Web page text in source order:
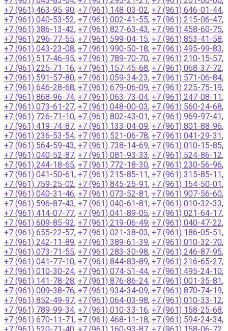
+7 (961) 463-95-90, +7 (961) 148-03-02, +7 (961) 646-01-44,
+7 (961) 040-53-52, +7 (961) 002-41-55, +7 (961) 215-06-47,
+7 (961) 386-13-42, +7 (961) 827-63-43, +7 (961) 458-60-75,
+7 (961) 296-77-55, +7 (961) 599-04-15, +7 (961) 853-41-58,
+7 (961) 043-23-08, +7 (961) 990-50-18, +7 (961) 495-99-83,
+7 (961) 517-46-95, +7 (961) 789-70-70, +7 (961) 210-15-57,
+7 (961) 225-71-16, +7 (961) 157-45-68, +7 (961) 068-37-72,
+7 (961) 591-57-80, +7 (961) 059-34-23, +7 (961) 571-06-84,
+7 (961) 646-28-68, +7 (961) 679-06-09, +7 (961) 225-75-19,
+7 (961) 868-96-74, +7 (961) 063-73-04, +7 (961) 247-08-11,
+7 (961) 073-61-27, +7 (961) 048-00-03, +7 (961) 560-24-68,
+7 (961) 726-71-10, +7 (961) 802-43-01, +7 (961) 969-97-41,
+7 (961) 419-74-87, +7 (961) 133-04-09, +7 (961) 801-88-96,
+7 (961) 236-53-54, +7 (961) 521-06-78, +7 (961) 041-29-31,
+7 (961) 564-59-43, +7 (961) 738-14-69, +7 (961) 010-15-85,
+7 (961) 040-52-87, +7 (961) 081-93-33, +7 (961) 524-86-12,
+7 (961) 244-18-65, +7 (961) 772-18-30, +7 (961) 230-56-96,
+7 (961) 041-50-61, +7 (961) 215-85-11, +7 (961) 315-85-11,
+7 (961) 759-25-02, +7 (961) 845-25-91, +7 (961) 154-50-01,
+7 (961) 040-31-46, +7 (961) 073-52-81, +7 (961) 907-56-60,
+7 (961) 596-87-43, +7 (961) 040-61-81, +7 (961) 010-32-33,
+7 (961) 414-07-77, +7 (961) 041-89-05, +7 (961) 021-64-17,
+7 (961) 609-85-92, +7 (961) 219-06-49, +7 (961) 040-47-22,
+7 (961) 655-22-57, +7 (961) 021-38-03, +7 (961) 186-05-51,
+7 (961) 242-11-89, +7 (961) 389-61-39, +7 (961) 010-32-70,
+7 (961) 073-71-55, +7 (961) 283-30-98, +7 (961) 246-87-95,
+7 (961) 041-77-10, +7 (961) 844-83-89, +7 (961) 216-65-27,
+7 (961) 010-30-24, +7 (961) 074-51-44, +7 (961) 495-24-10,
+7 (961) 141-78-28, +7 (961) 876-86-24, +7 (961) 001-35-81,
+7 (961) 009-38-76, +7 (961) 934-34-09, +7 (961) 870-74-19,
+7 (961) 852-49-97, +7 (961) 064-03-98, +7 (961) 010-33-12,
+7 (961) 789-99-34, +7 (961) 010-33-16, +7 (961) 158-25-68,
+7 (961) 670-11-71, +7 (961) 468-11-18, +7 (961) 594-24-34,